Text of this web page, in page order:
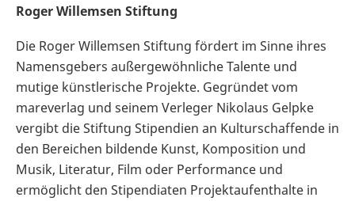
Roger Willemsen Stiftung
Die Roger Willemsen Stiftung fördert im Sinne ihres
Namensgebers außergewöhnliche Talente und
mutige künstlerische Projekte. Gegründet vom
mareverlag und seinem Verleger Nikolaus Gelpke
vergibt die Stiftung Stipendien an Kulturschaffende in
den Bereichen bildende Kunst, Komposition und
Musik, Literatur, Film oder Performance und
ermöglicht den Stipendiaten Projektaufenthalte in